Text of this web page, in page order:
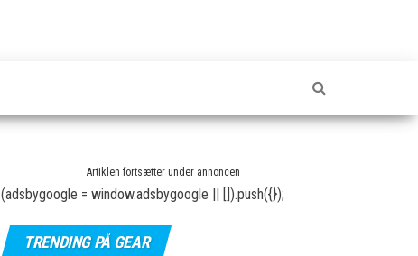
Artiklen fortsætter under annoncen
(adsbygoogle = window.adsbygoogle || []).push({});
TRENDING PÅ GEAR